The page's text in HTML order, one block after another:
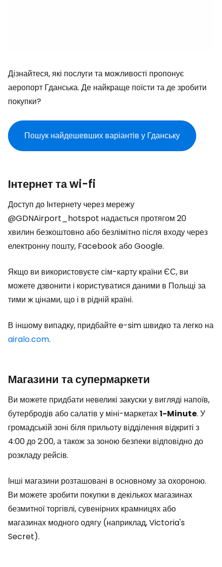
Дізнайтеся, які послуги та можливості пропонує
аеропорт Гданська. Де найкраще поїсти та де зробити
покупки?
Пошук найдешевших варіантів у Гданську
Інтернет та wi-fi
Доступ до Інтернету через мережу
@GDNAirport_hotspot надається протягом 20
хвилин безкоштовно або безлімітно після входу через
електронну пошту, Facebook або Google.
Якщо ви використовуєте сім-карту країни ЄС, ви
можете дзвонити і користуватися даними в Польщі за
тими ж цінами, що і в рідній країні.
В іншому випадку, придбайте e-sim швидко та легко на
airalo.com.
Магазини та супермаркети
Ви можете придбати невеликі закуски у вигляді напоїв,
бутербродів або салатів у міні-маркетах1-Minute. У
громадській зоні біля прильоту відділення відкриті з
4:00 до 2:00, а також за зоною безпеки відповідно до
розкладу рейсів.
Інші магазини розташовані в основному за охороною.
Ви можете зробити покупки в декількох магазинах
безмитної торгівлі, сувенірних крамницях або
магазинах модного одягу (наприклад, Victoria's
Secret).